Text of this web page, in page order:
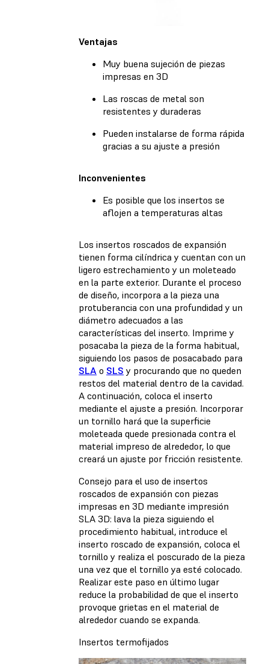
Ventajas
Muy buena sujeción de piezas
impresas en 3D
Las roscas de metal son
resistentes y duraderas
Pueden instalarse de forma rápida
gracias a su ajuste a presión
Inconvenientes
Es posible que los insertos se
aflojen a temperaturas altas
Los insertos roscados de expansión
tienen forma cilíndrica y cuentan con un
ligero estrechamiento y un moleteado
en la parte exterior. Durante el proceso
de diseño, incorpora a la pieza una
protuberancia con una profundidad y un
diámetro adecuados a las
características del inserto. Imprime y
posacaba la pieza de la forma habitual,
siguiendo los pasos de posacabado para
SLA o SLS y procurando que no queden
restos del material dentro de la cavidad.
A continuación, coloca el inserto
mediante el ajuste a presión. Incorporar
un tornillo hará que la superficie
moleteada quede presionada contra el
material impreso de alrededor, lo que
creará un ajuste por fricción resistente.
Consejo para el uso de insertos
roscados de expansión con piezas
impresas en 3D mediante impresión
SLA 3D: lava la pieza siguiendo el
procedimiento habitual, introduce el
inserto roscado de expansión, coloca el
tornillo y realiza el poscurado de la pieza
una vez que el tornillo ya esté colocado.
Realizar este paso en último lugar
reduce la probabilidad de que el inserto
provoque grietas en el material de
alrededor cuando se expanda.
Insertos termofijados